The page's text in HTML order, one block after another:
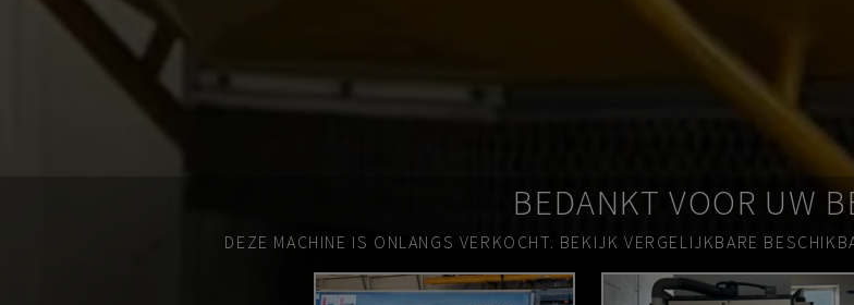
BEDANKT VOOR UW
DEZE MACHINE IS ONLANGS VERKOCHT. BEKIJK VERGELIJKBARE